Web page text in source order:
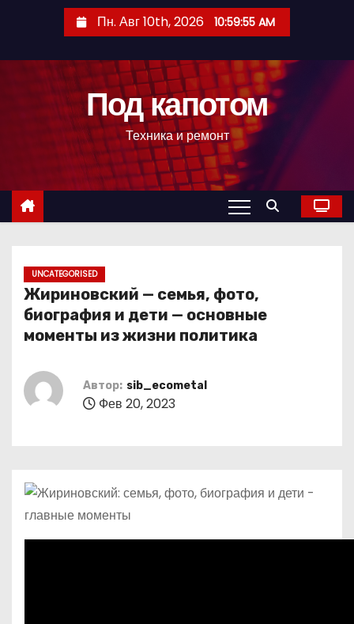
с
Пн. Авг 10th, 2026 10:59:56 AM
Под капотом
Техника и ремонт
UNCATEGORISED
Жириновский — семья, фото,
биография и дети — основные
моменты из жизни политика
Автор: sib_ecometal
Фев 20, 2023